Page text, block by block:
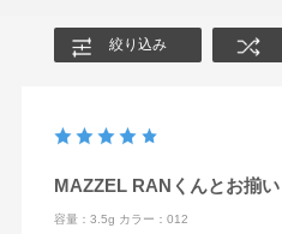
絞り込み
MAZZEL RANくんとお揃い
容量：3.5g カラー：012